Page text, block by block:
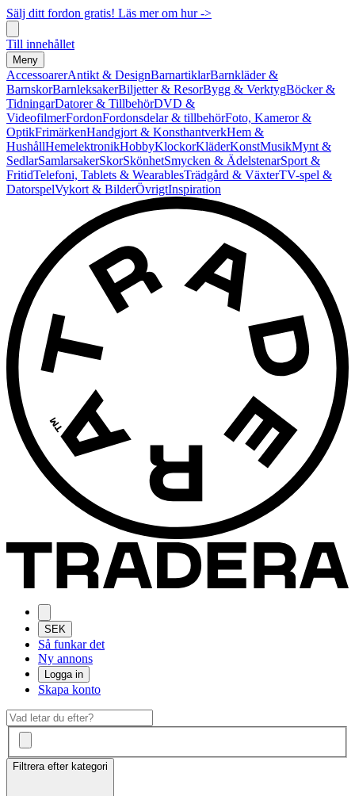
Sälj ditt fordon gratis! Läs mer om hur ->
Till innehållet
Meny
AccessoarerAntikt & DesignBarnartiklarBarnkläder &
BarnskorBarnleksakerBiljetter & ResorBygg & VerktygBöcker &
TidningarDatorer & TillbehörDVD &
VideofilmerFordonFordonsdelar & tillbehörFoto, Kameror &
OptikFrimärkenHandgjort & KonsthantverkHem &
HushållHemelektronikHobbyKlockorKläderKonstMusikMynt &
SedlarSamlarsakerSkorSkönhetSmycken & ÄdelstenarSport &
FritidTelefoni, Tablets & WearablesTrädgård & VäxterTV-spel &
DatorspelVykort & BilderÖvrigtInspiration
SEK
Så funkar det
Ny annons
Logga in
Skapa konto
Filtrera efter kategori